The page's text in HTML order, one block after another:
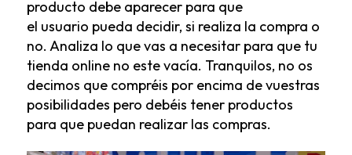
producto debe aparecer para que
el usuario pueda decidir, si realiza la compra o
no. Analiza lo que vas a necesitar para que tu
tienda online no este vacía. Tranquilos, no os
decimos que compréis por encima de vuestras
posibilidades pero debéis tener productos
para que puedan realizar las compras.